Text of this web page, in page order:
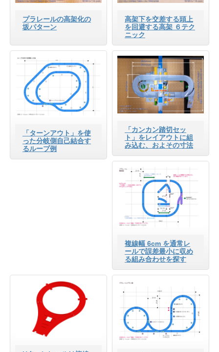
プラレールの高架化の
坂パターン
高架下を交差する頭上
を回避する高架 ６テク
ニック
「ターンアウト」を使
った分岐側自己結合す
るループ例
「カンカン踏切セッ
ト」をレイアウトに組
み込む、およその寸法
複線幅 6cm を通常レ
ールで誤差最小に収め
る組み合わせを探す